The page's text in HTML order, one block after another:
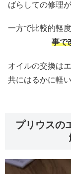
ばらしての修理
一方で比較的軽
事で
オイルの交換は
共にはるかに軽
プリウスの